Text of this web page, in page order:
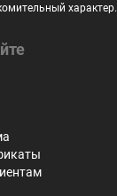
характер.